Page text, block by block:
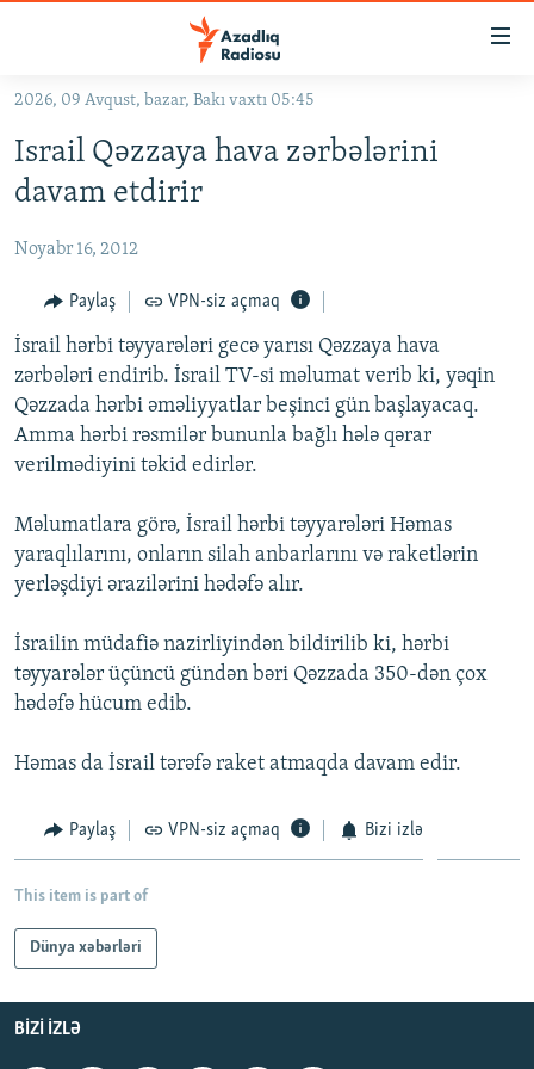
Əsas
qayıt
Əsas
qayıt
#ƏSLINDƏ
FƏRQƏ BAX
QANUNI DOĞRU
ARAŞDIRMA
MULTIMEDIA
VIDEO
FOTOQALEREYA
İNFOQRAFIKA
KARIKATURA
RADIO ARXIV
OXU ZALI
AZƏRBAYCAN ƏDƏBIYYATI KITABXANASI
İSLAM VƏ DEMOKRATIYA
İZ - MƏDƏNIYYƏT PROQRAMI
HAQQIMIZDA
MISSIYAMIZ
PEŞƏ ETIKASI VƏ JURNALISTIKA STANDARTLARIMIZ
MATERIALLARIMIZDAN ISTIFADƏ
AZADLIQRADIOSU MOBIL TELEFONUNUZDA
XƏBƏR BÜLLETENLƏRIMIZ
BIZI IZLƏ
RFE/RL-in bütün saytları
2026, 09 Avqust, bazar, Bakı vaxtı 05:45
Israil Qəzzaya hava zərbələrini
davam etdirir
Noyabr 16, 2012
Paylaş VPN-siz açmaq
İsrail hərbi təyyarələri gecə yarısı Qəzzaya hava
zərbələri endirib. İsrail TV-si məlumat verib ki, yəqin
Qəzzada hərbi əməliyyatlar beşinci gün başlayacaq.
Amma hərbi rəsmilər bununla bağlı hələ qərar
verilmədiyini təkid edirlər.
Məlumatlara görə, İsrail hərbi təyyarələri Həmas
yaraqlılarını, onların silah anbarlarını və raketlərin
yerləşdiyi ərazilərini hədəfə alır.
İsrailin müdafiə nazirliyindən bildirilib ki, hərbi
təyyarələr üçüncü gündən bəri Qəzzada 350-dən çox
hədəfə hücum edib.
Həmas da İsrail tərəfə raket atmaqda davam edir.
Paylaş VPN-siz açmaq Bizi izlə
This item is part of
Dünya xəbərləri
BIZI IZLƏ